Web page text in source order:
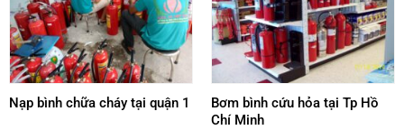
Nạp bình chữa cháy tại quận 1
Bơm bình cứu hỏa tại Tp Hồ
Chí Minh